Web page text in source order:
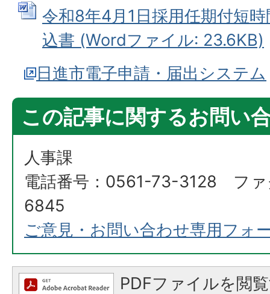
令和8年4月1日採用任期付短
込書 (Wordファイル: 23.6KB)
日進市電子申請・届出システム
この記事に関するお問い
人事課
電話番号：0561-73-3128 フ
6845
ご意見・お問い合わせ専用フォ
PDFファイルを閲